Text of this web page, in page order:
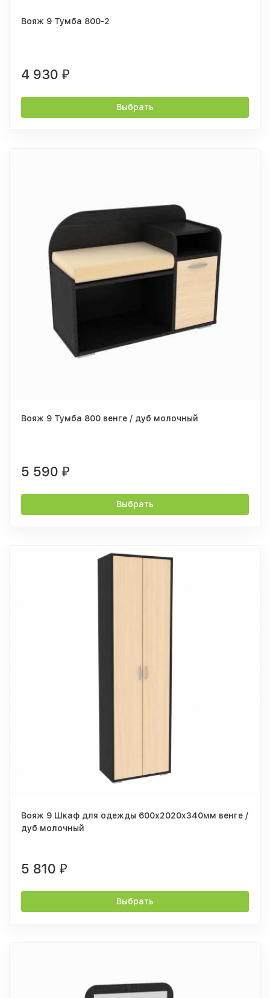
Вояж 9 Тумба 800-2
4 930 ₽
Выбрать
Вояж 9 Тумба 800 венге / дуб молочный
5 590 ₽
Выбрать
Вояж 9 Шкаф для одежды 600х2020х340мм венге /
дуб молочный
5 810 ₽
Выбрать